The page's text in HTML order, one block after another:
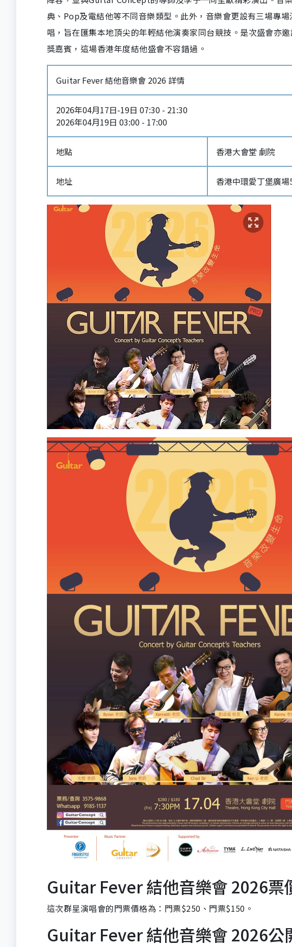
典、Pop及電結他等不同音樂類型。此外，音樂會更設有三場專
唱，旨在匯集本地頂尖的年輕結他演奏家同台競技。是次盛會亦
獎嘉賓，這場香港年度結他盛會不容錯過。
Guitar Fever 結他音樂會 2026 詳情
2026年04月17日-19日 07:30 - 21:30
2026年04月19日 03:00 - 17:00
地點 香港大會堂 劇院
地址 香港中環愛丁堡廣場
Guitar Fever 結他音樂會 2026票
這次群星演唱會的門票價格為：門票$250、門票$150。
Guitar Fever 結他音樂會 2026公